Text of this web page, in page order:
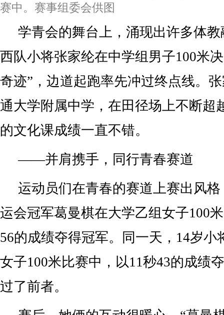
赛中。赛事组委会供图
学青会的舞台上，涌现出许多体
西队小将张家纶在中学组男子100米
奇迹”，边道起跑率先冲过终点线。
通大学附属中学，在田径场上不断超
的文化课成绩一直不错。
——并肩携手，同行青春赛道
运动员们在青春的赛道上赛出风
运会冠军葛曼棋在大学乙组女子100
56的成绩夺得冠军。同一天，14岁小
女子100米比赛中，以11秒43的成绩
过了前者。